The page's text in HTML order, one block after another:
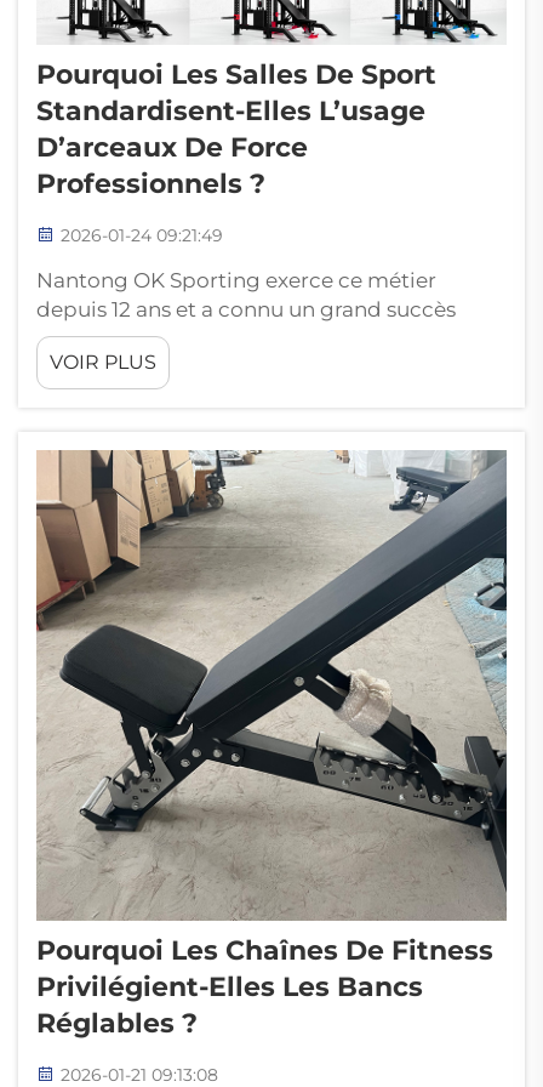
Pourquoi Les Salles De Sport
Standardisent-Elles L’usage
D’arceaux De Force
Professionnels ?
2026-01-24 09:21:49
Nantong OK Sporting exerce ce métier
depuis 12 ans et a connu un grand succès
dans la fabrication d’équipements de fitness.
Au fil des années, l’entreprise a conçu des
racks d’entraînement fournis à des salles de
fabriqués...
VOIR PLUS
Pourquoi Les Chaînes De Fitness
Privilégient-Elles Les Bancs
Réglables ?
2026-01-21 09:13:08